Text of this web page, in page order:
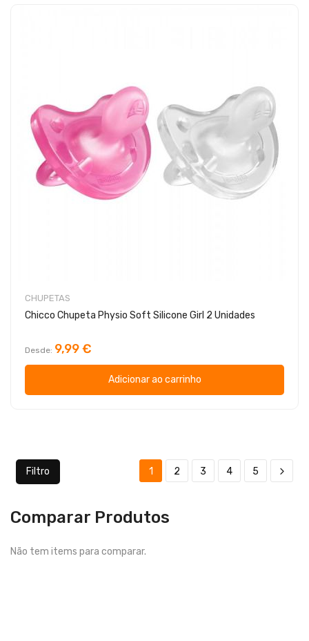
CHUPETAS
Chicco Chupeta Physio Soft Silicone Girl 2 Unidades
Desde 9,99 €
Adicionar ao carrinho
Filtro 1 2 3 4 5
Comparar Produtos
Não tem items para comparar.